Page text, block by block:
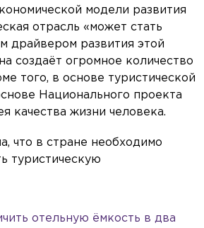
модели развития
отрасль «может стать
драйвером развития этой
создаёт огромное количество
того, в основе туристической
Национального проекта
качества жизни человека.
что в стране необходимо
туристическую
отельную ёмкость в два